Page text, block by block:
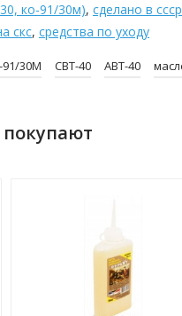
ко-91/30м), сделано в ссср
скс, средства по уходу
30М СВТ-40 АВТ-40